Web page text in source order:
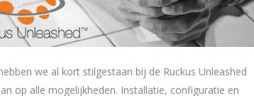
we al kort stilgestaan bij de Ruckus Unleashed
op alle mogelijkheden. Installatie, configuratie en